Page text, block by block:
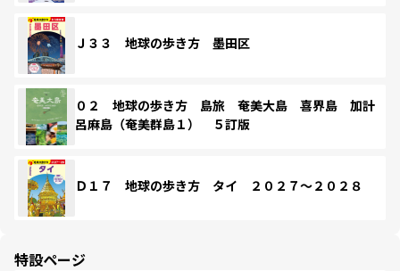
Ｊ３３ 地球の歩き方 墨田区
０２ 地球の歩き方 島旅 奄美大島 喜界島 加計
呂麻島（奄美群島１） ５訂版
Ｄ１７ 地球の歩き方 タイ ２０２７～２０２８
特設ページ